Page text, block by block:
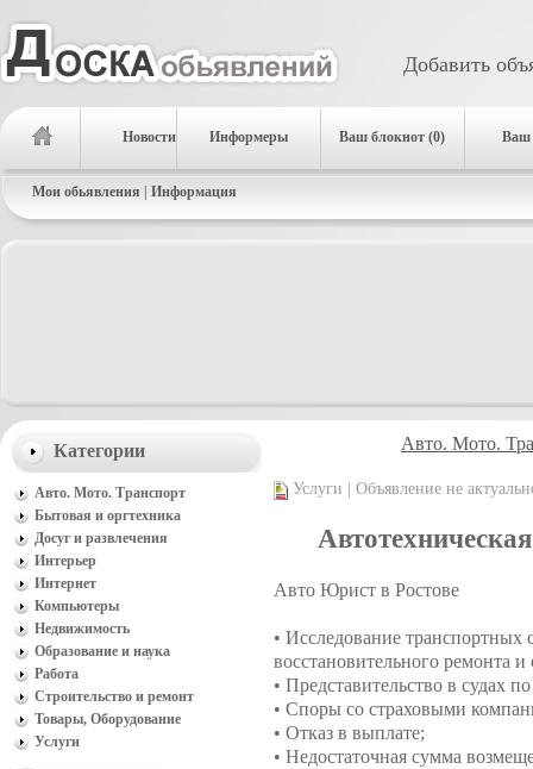
Добавить
Новости Информеры Ваш блокнот (0) Ваш
Мои обьявления Информация
Авто. Мото.
Услуги | Объявление не
Авто Юрист в Ростове
• Исследование транспортных
восстановительного ремонта
• Представительство в судах
• Споры со страховыми
• Отказ в выплате;
• Недостаточная сумма
Категории
Авто. Мото. Транспорт
Бытовая и оргтехника
Досуг и развлечения
Интерьер
Интернет
Компьютеры
Недвижимость
Образование и наука
Работа
Строительство и ремонт
Товары, Оборудование
Услуги